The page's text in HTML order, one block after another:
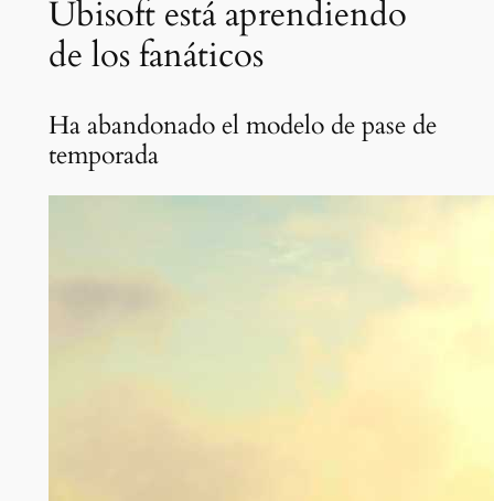
Ubisoft está aprendiendo
de los fanáticos
Ha abandonado el modelo de pase de
temporada